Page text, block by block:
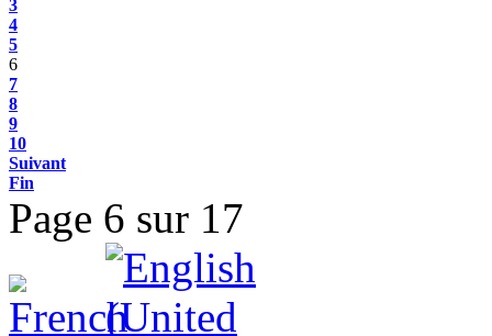
3
4
5
6
7
8
9
10
Suivant
Fin
Page 6 sur 17